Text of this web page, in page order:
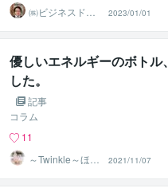
㈱ビジネスドク
ター 白井裕之
2023/01/01
優しいエネルギーのボトル
した。
記事
コラム
11
～Twinkle～ほた
2021/11/07